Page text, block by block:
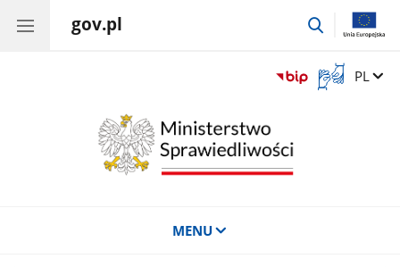
gov.pl
przejdź
Otwórz
okno
Zmień
PL
MENU